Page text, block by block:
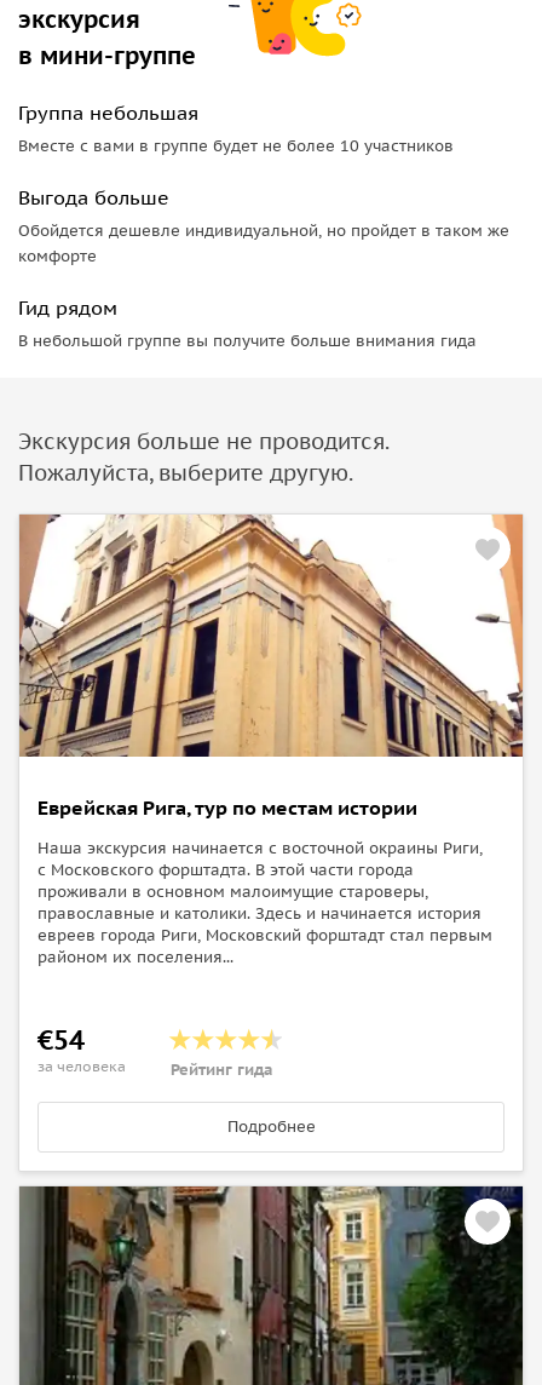
экскурсия
в мини-группе
Группа небольшая
Вместе с вами в группе будет не более 10 участников
Выгода больше
Обойдется дешевле индивидуальной, но пройдет в таком же
комфорте
Гид рядом
В небольшой группе вы получите больше внимания гида
Экскурсия больше не проводится.
Пожалуйста, выберите другую.
Еврейская Рига, тур по местам истории
Наша экскурсия начинается с восточной окраины Риги,
с Московского форштадта. В этой части города
проживали в основном малоимущие староверы,
православные и католики. Здесь и начинается история
евреев города Риги, Московский форштадт стал первым
районом их поселения...
€54
за человека Рейтинг гида
Подробнее